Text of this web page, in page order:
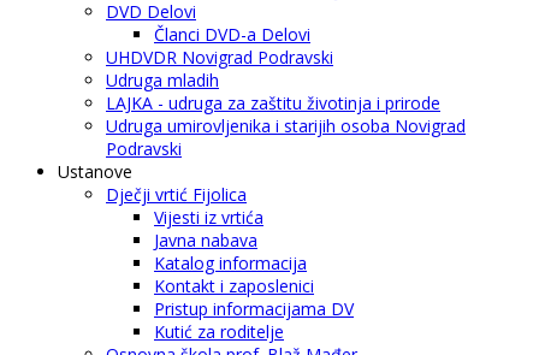
DVD Delovi
Članci DVD-a Delovi
UHDVDR Novigrad Podravski
Udruga mladih
LAJKA - udruga za zaštitu životinja i prirode
Udruga umirovljenika i starijih osoba Novigrad
Podravski
Ustanove
Dječji vrtić Fijolica
Vijesti iz vrtića
Javna nabava
Katalog informacija
Kontakt i zaposlenici
Pristup informacijama DV
Kutić za roditelje